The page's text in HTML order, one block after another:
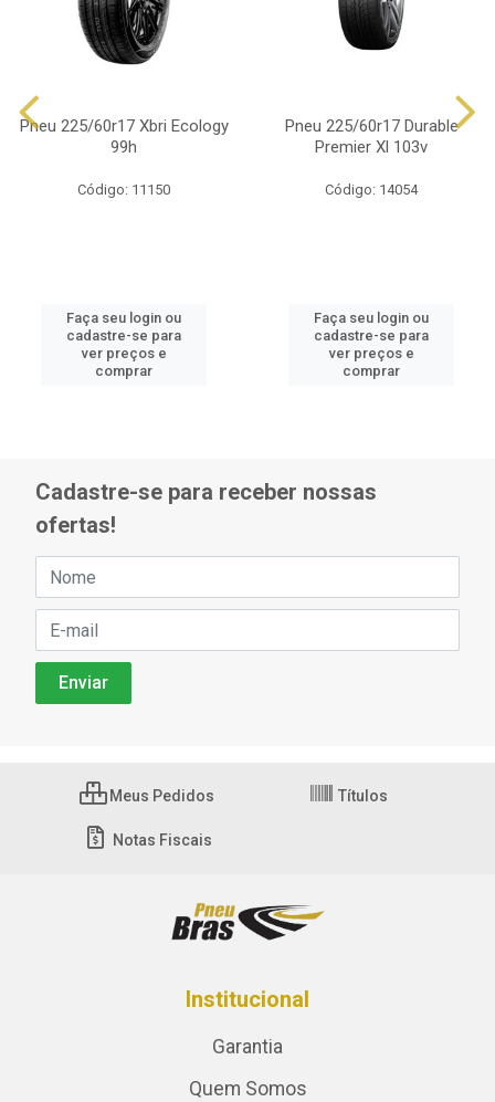
Pneu 225/60r17 Xbri Ecology
99h
Código: 11150
Faça seu login ou
cadastre-se para
ver preços e
comprar
Pneu 225/60r17 Durable
Premier Xl 103v
Código: 14054
Faça seu login ou
cadastre-se para
ver preços e
comprar
Cadastre-se para receber nossas
ofertas!
Meus Pedidos Títulos
Notas Fiscais
Institucional
Garantia
Quem Somos